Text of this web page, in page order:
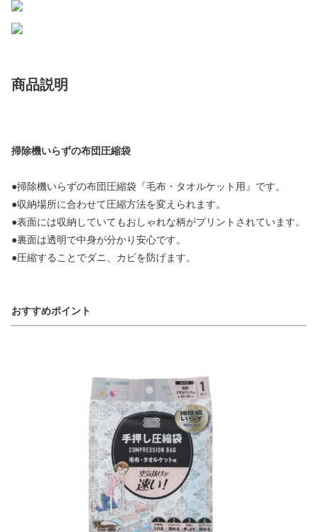
商品説明
掃除機いらずの布団圧縮袋
●掃除機いらずの布団圧縮袋『毛布・タオルケット用』です。
●収納場所に合わせて圧縮方法を変えられます。
●表面には収納していてもおしゃれな柄がプリントされています。
●裏面は透明で中身が分かり安心です。
●圧縮することでダニ、カビを防げます。
おすすめポイント